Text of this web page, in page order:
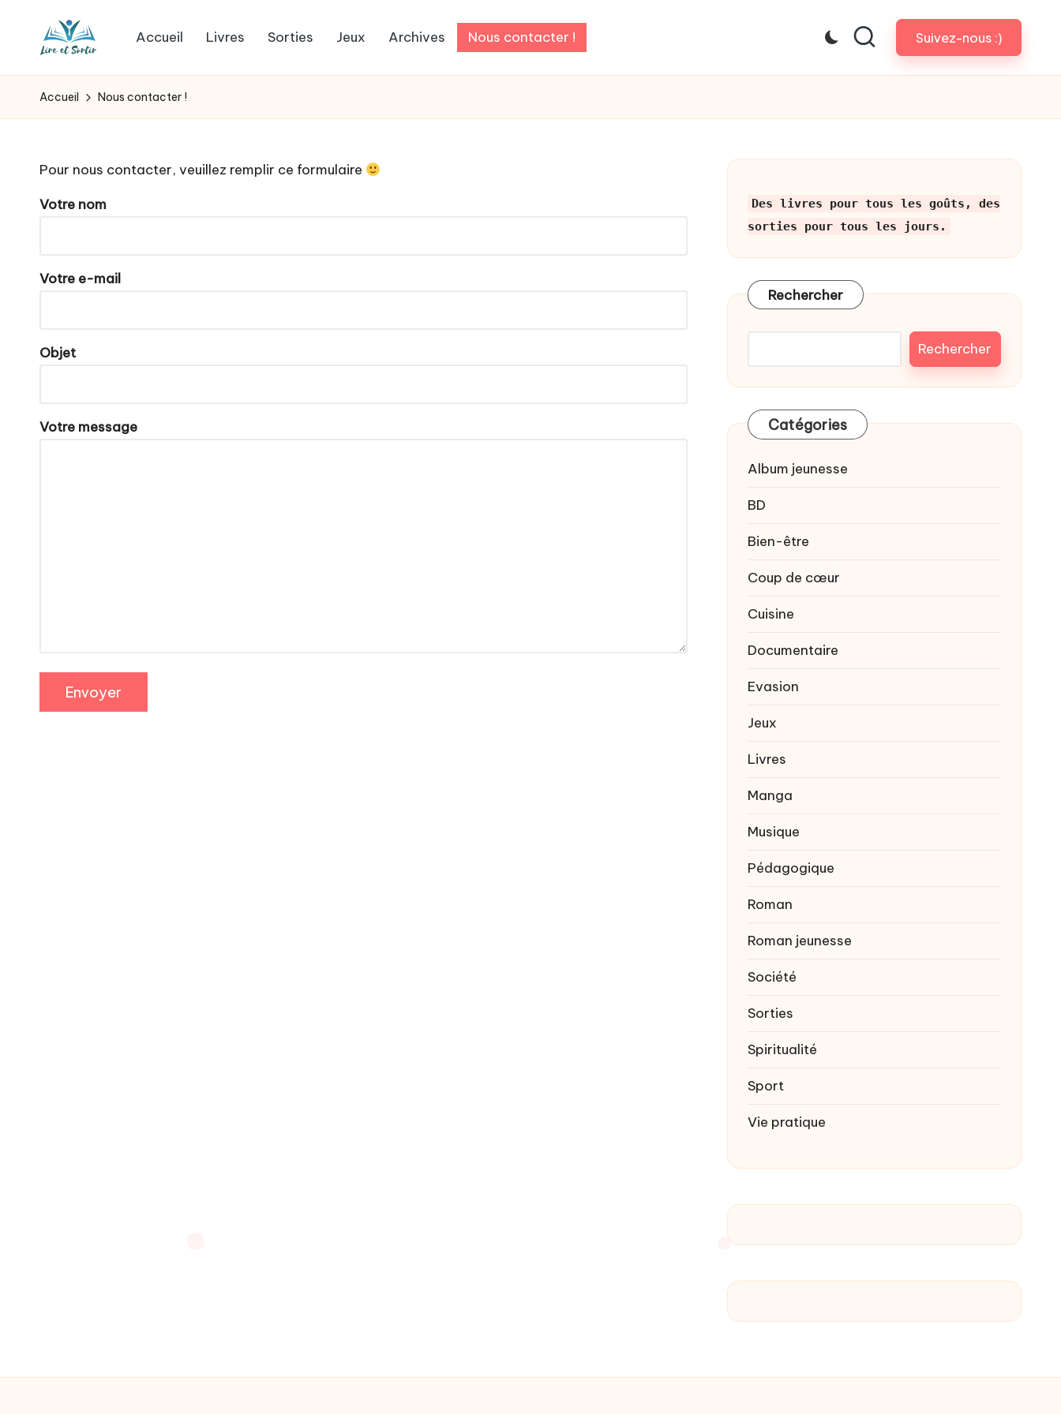
L
i
e
e
s
r
i
livres
pour
les
des
tous
Accueil Livres Sorties Jeux Archives Nous contacter ! Suivez-nous :)
Accueil Nous contacter !
Pour nous contacter, veuillez remplir ce formulaire
Votre nom
Votre e-mail
Objet
Votre message
Des livres pour tous les goûts, des
sorties pour tous les jours.
Rechercher
Rechercher
Catégories
Album jeunesse
BD
Bien-être
Coup de cœur
Cuisine
Documentaire
Evasion
Jeux
Livres
Manga
Musique
Pédagogique
Roman
Roman jeunesse
Société
Sorties
Spiritualité
Sport
Vie pratique